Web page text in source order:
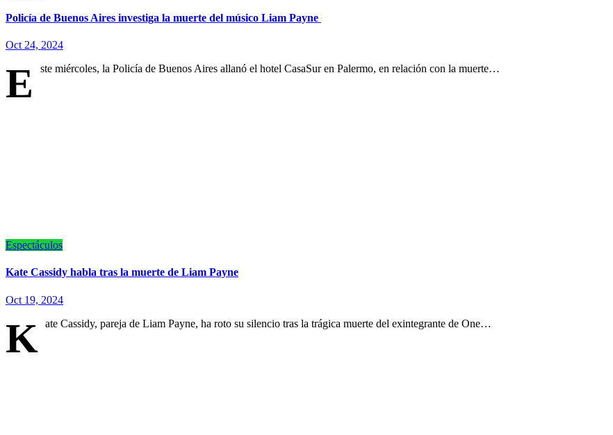
Policía de Buenos Aires investiga la muerte del músico Liam Payne
Oct 24, 2024
E ste miércoles, la Policía de Buenos Aires allanó el hotel CasaSur en Palermo, en relación con la muerte…
Espectáculos
Kate Cassidy habla tras la muerte de Liam Payne
Oct 19, 2024
K ate Cassidy, pareja de Liam Payne, ha roto su silencio tras la trágica muerte del exintegrante de One…